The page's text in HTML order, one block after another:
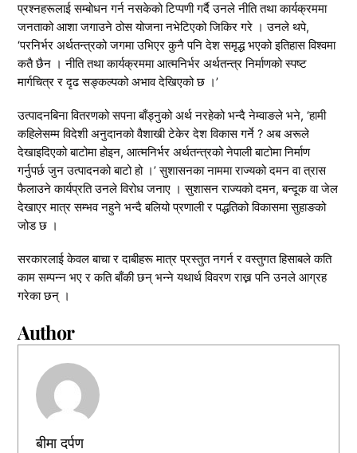
प्रश्नहरूलाई सम्बोधन गर्न नसकेको टिप्पणी गर्दै उनले नीति तथा कार्यक्रममा
जनताको आशा जगाउने ठोस योजना नभेटिएको जिकिर गरे । उनले थपे,
‘परनिर्भर अर्थतन्त्रको जगमा उभिएर कुनै पनि देश समृद्ध भएको इतिहास विश्वमा
कतै छैन । नीति तथा कार्यक्रममा आत्मनिर्भर अर्थतन्त्र निर्माणको स्पष्ट
मार्गचित्र र दृढ सङ्कल्पको अभाव देखिएको छ ।’
उत्पादनबिना वितरणको सपना बाँड्नुको अर्थ नरहेको भन्दै नेम्वाङले भने, ‘हामी
कहिलेसम्म विदेशी अनुदानको वैशाखी टेकेर देश विकास गर्ने ? अब अरूले
देखाइदिएको बाटोमा होइन, आत्मनिर्भर अर्थतन्त्रको नेपाली बाटोमा निर्माण
गर्नुपर्छ जुन उत्पादनको बाटो हो ।’ सुशासनका नाममा राज्यको दमन वा त्रास
फैलाउने कार्यप्रति उनले विरोध जनाए । सुशासन राज्यको दमन, बन्दूक वा जेल
देखाएर मात्र सम्भव नहुने भन्दै बलियो प्रणाली र पद्धतिको विकासमा सुहाङको
जोड छ ।
सरकारलाई केवल बाचा र दाबीहरू मात्र प्रस्तुत नगर्न र वस्तुगत हिसाबले कति
काम सम्पन्न भए र कति बाँकी छन् भन्ने यथार्थ विवरण राख्न पनि उनले आग्रह
गरेका छन् ।
Author
बीमा दर्पण